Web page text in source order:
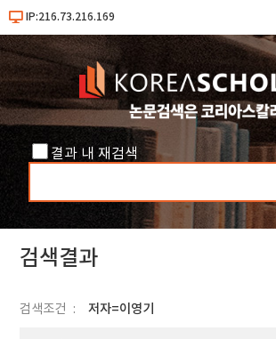
IP:216.73.216.169
결과 내 재검색
검색결과
검색조건 저자=이영기